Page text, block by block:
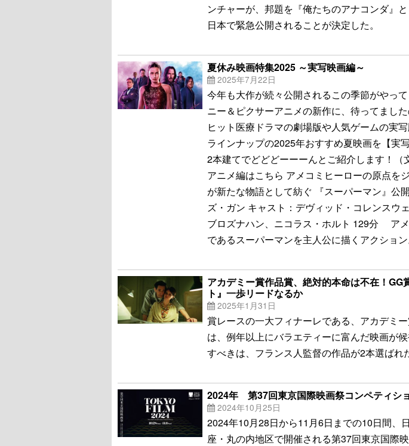
ンチャーが、邦題を『俺たちのアナコンダ』
日本で緊急公開されることが決定した。
夏休み映画特集2025 ～実写映画編～
2025年7月22日
今年も大作が続々公開されるこの季節がやっ
ニー＆ピクサーアニメの新作に、待ってまし
ヒット医療ドラマの劇場版や人気ゲームの実
ラインナップの2025年おすすめ夏映画を【実
2本建てでどどどーーーんとご紹介します！（
アニメ編はこちら アメコミヒーローの原点を
が新たな物語として紡ぐ 『スーパーマン』公
ズ・ガン キャスト：デヴィッド・コレンスウ
ブロズナハン、ニコラス・ホルト 129分 ア
であるスーパーマンを主人公に描くアクション
アカデミー賞作品賞、絶対的本命は不在！GG
ト』一歩リードなるか
2025年1月31日
賞レースの一大フィナーレである、アカデミ
は、例年以上にバラエティーに富んだ映画が
すべきは、フランス人監督の作品が2本選ばれ
2024年 第37回東京国際映画祭コンペティシ
2024年10月25日
2024年10月28日から11月6日までの10日間、
座・丸の内地区で開催される第37回東京国際映